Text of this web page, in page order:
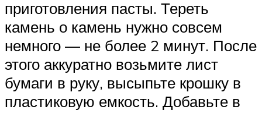
приготовления пасты. Тереть
камень о камень нужно совсем
немного — не более 2 минут. После
этого аккуратно возьмите лист
бумаги в руку, высыпьте крошку в
пластиковую емкость. Добавьте в